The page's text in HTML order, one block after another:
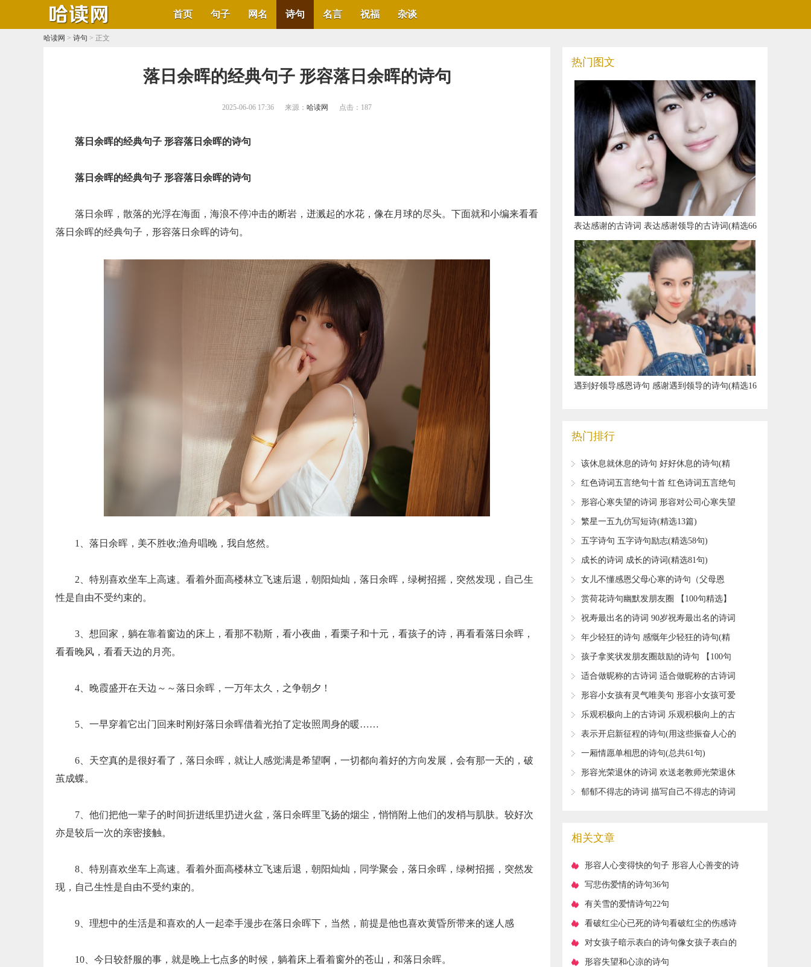
首页 句子 网名 诗句 名言 祝福 杂谈
哈读网 > 诗句 > 正文
​落日余晖的经典句子 形容落日余晖的诗句
2025-06-06 17:36 来源： 哈读网 点击： 187
落日余晖的经典句子 形容落日余晖的诗句
落日余晖的经典句子 形容落日余晖的诗句
落日余晖，散落的光浮在海面，海浪不停冲击的断岩，迸溅起的水花，像在月球的尽头。下面就和小编来看看
落日余晖的经典句子，形容落日余晖的诗句。
1、落日余晖，美不胜收;渔舟唱晚，我自悠然。
2、特别喜欢坐车上高速。看着外面高楼林立飞速后退，朝阳灿灿，落日余晖，绿树招摇，突然发现，自己生
性是自由不受约束的。
3、想回家，躺在靠着窗边的床上，看那不勒斯，看小夜曲，看栗子和十元，看孩子的诗，再看看落日余晖，
看看晚风，看看天边的月亮。
4、晚霞盛开在天边～～落日余晖，一万年太久，之争朝夕！
5、一早穿着它出门回来时刚好落日余晖借着光拍了定妆照周身的暖……
6、天空真的是很好看了，落日余晖，就让人感觉满是希望啊，一切都向着好的方向发展，会有那一天的，破
茧成蝶。
7、他们把他一辈子的时间折进纸里扔进火盆，落日余晖里飞扬的烟尘，悄悄附上他们的发梢与肌肤。较好次
亦是较后一次的亲密接触。
8、特别喜欢坐车上高速。看着外面高楼林立飞速后退，朝阳灿灿，同学聚会，落日余晖，绿树招摇，突然发
现，自己生性是自由不受约束的。
9、理想中的生活是和喜欢的人一起牵手漫步在落日余晖下，当然，前提是他也喜欢黄昏所带来的迷人感
10、今日较舒服的事，就是晚上七点多的时候，躺着床上看着窗外的苍山，和落日余晖。
热门图文
​表达感谢的古诗词 表达感谢领导的古诗词(精选66
句)
​遇到好领导感恩诗句 感谢遇到领导的诗句(精选16
热门排行
​该休息就休息的诗句 好好休息的诗句(精
选15句)
​红色诗词五言绝句十首 红色诗词五言绝句
(精选14句)
​形容心寒失望的诗词 形容对公司心寒失望
的诗词
​繁星一五九仿写短诗(精选13篇)
​五字诗句 五字诗句励志(精选58句)
​成长的诗词 成长的诗词(精选81句)
​女儿不懂感恩父母心寒的诗句（父母恩
重，终身难报。5首亲情诗词：年少不懂亲
​赏荷花诗句幽默发朋友圈 【100句精选】
​祝寿最出名的诗词 90岁祝寿最出名的诗词
​年少轻狂的诗句 感慨年少轻狂的诗句(精
选82句)
​孩子拿奖状发朋友圈鼓励的诗句 【100句
精选】
​适合做昵称的古诗词 适合做昵称的古诗词
五字(精选80个)
​形容小女孩有灵气唯美句 形容小女孩可爱
萌诗句
​乐观积极向上的古诗词 乐观积极向上的古
诗词文言文
​表示开启新征程的诗句(用这些振奋人心的
诗词名句，来表达重新出发的勇气和决心
​一厢情愿单相思的诗句(总共61句)
​形容光荣退休的诗词 欢送老教师光荣退休
的诗词
​郁郁不得志的诗词 描写自己不得志的诗词
相关文章
​形容人心变得快的句子 形容人心善变的诗
句
​写悲伤爱情的诗句36句
​有关雪的爱情诗句22句
​看破红尘心已死的诗句看破红尘的伤感诗
句(精选27句)
​对女孩子暗示表白的诗句像女孩子表白的
诗句(34句)
​形容失望和心凉的诗句